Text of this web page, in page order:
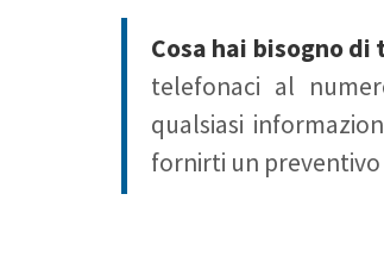
Cosa hai bisogno di
telefonaci al
qualsiasi
fornirti un